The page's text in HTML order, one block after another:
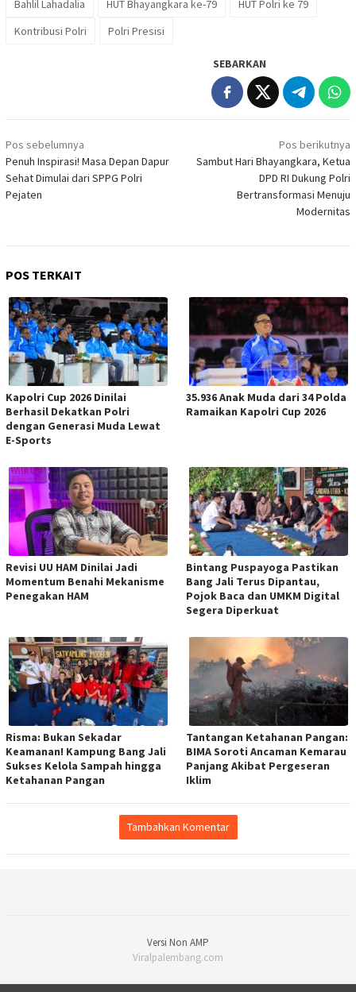
Bahlil Lahadalia HUT Bhayangkara ke-79
HUT Polri ke 79
Kontribusi Polri
Polri Presisi
SEBARKAN
Navigasi
pos
Pos sebelumnya
Penuh Inspirasi! Masa Depan Dapur
Sehat Dimulai dari SPPG Polri
Pejaten
Pos berikutnya
Sambut Hari Bhayangkara, Ketua
DPD RI Dukung Polri
Bertransformasi Menuju
Modernitas
POS TERKAIT
Kapolri Cup 2026 Dinilai
Berhasil Dekatkan Polri
dengan Generasi Muda Lewat
E-Sports
35.936 Anak Muda dari 34 Polda
Ramaikan Kapolri Cup 2026
Revisi UU HAM Dinilai Jadi
Momentum Benahi Mekanisme
Penegakan HAM
Bintang Puspayoga Pastikan
Bang Jali Terus Dipantau,
Pojok Baca dan UMKM Digital
Segera Diperkuat
Risma: Bukan Sekadar
Keamanan! Kampung Bang Jali
Sukses Kelola Sampah hingga
Ketahanan Pangan
Tantangan Ketahanan Pangan:
BIMA Soroti Ancaman Kemarau
Panjang Akibat Pergeseran
Iklim
Tambahkan Komentar
Versi Non AMP
Viralpalembang.com